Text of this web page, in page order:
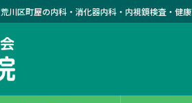
荒川区町屋の内科・消化器内科・内視鏡検査・健